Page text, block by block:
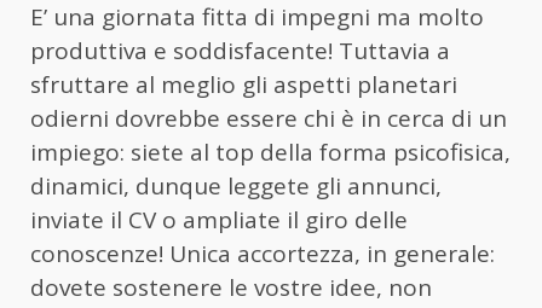
E’ una giornata fitta di impegni ma molto
produttiva e soddisfacente! Tuttavia a
sfruttare al meglio gli aspetti planetari
odierni dovrebbe essere chi è in cerca di un
impiego: siete al top della forma psicofisica,
dinamici, dunque leggete gli annunci,
inviate il CV o ampliate il giro delle
conoscenze! Unica accortezza, in generale:
dovete sostenere le vostre idee, non